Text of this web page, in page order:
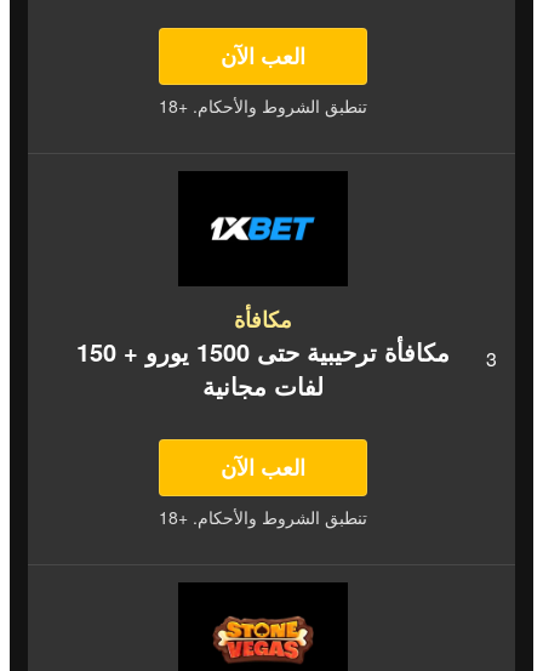
العب الآن
تنطبق الشروط والأحكام. +18
مكافأة
مكافأة ترحيبية حتى 1500 يورو + 150
لفات مجانية
العب الآن
تنطبق الشروط والأحكام. +18